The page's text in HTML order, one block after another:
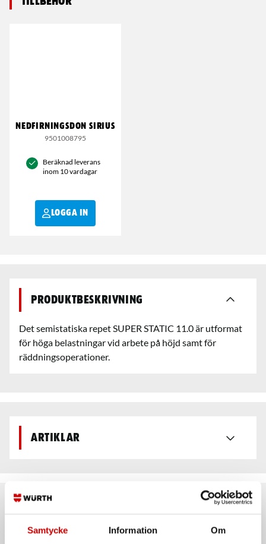
Samtycke Information Om
NEDFIRNINGSDON SIRIUS
9501008795
Beräknad leverans
inom 10 vardagar
LOGGA IN
Produktbeskrivning
Det semistatiska repet SUPER STATIC 11.0 är utformat
för höga belastningar vid arbete på höjd samt för
räddningsoperationer.
Artiklar